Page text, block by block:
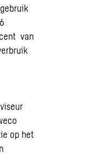
van
op het